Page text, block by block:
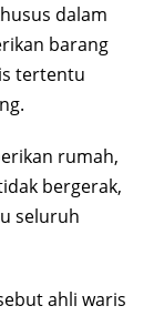
dalam
barang
tertentu
rumah,
bergerak,
seluruh
ahli waris